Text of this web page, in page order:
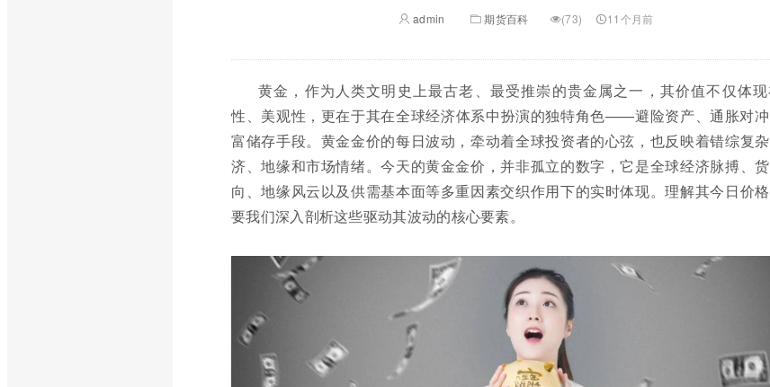
admin 期货百科 (73) 11个月前
黄金，作为人类文明史上最古老、最受推崇的贵金属之一，其价值不仅体
性、美观性，更在于其在全球经济体系中扮演的独特角色——避险资产、通胀对
富储存手段。黄金金价的每日波动，牵动着全球投资者的心弦，也反映着错综复
济、地缘和市场情绪。今天的黄金金价，并非孤立的数字，它是全球经济脉搏、
向、地缘风云以及供需基本面等多重因素交织作用下的实时体现。理解其今日价
要我们深入剖析这些驱动其波动的核心要素。